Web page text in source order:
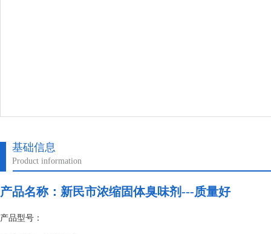
基础信息
Product information
产品名称： 新民市浓缩固体臭味剂---质量好
产品型号：